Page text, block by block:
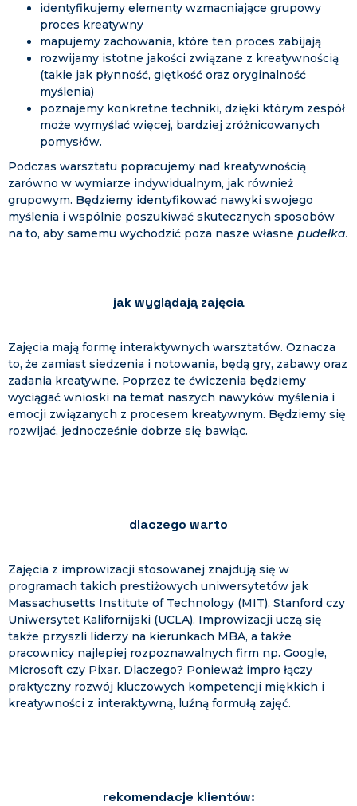
identyfikujemy elementy wzmacniające grupowy
proces kreatywny
mapujemy zachowania, które ten proces zabijają
rozwijamy istotne jakości związane z kreatywnością
(takie jak płynność, giętkość oraz oryginalność
myślenia)
poznajemy konkretne techniki, dzięki którym zespół
może wymyślać więcej, bardziej zróżnicowanych
pomysłów.
Podczas warsztatu popracujemy nad kreatywnością
zarówno w wymiarze indywidualnym, jak również
grupowym. Będziemy identyfikować nawyki swojego
myślenia i wspólnie poszukiwać skutecznych sposobów
na to, aby samemu wychodzić poza nasze własne pudełka.
jak wyglądają zajęcia
Zajęcia mają formę interaktywnych warsztatów. Oznacza
to, że zamiast siedzenia i notowania, będą gry, zabawy oraz
zadania kreatywne. Poprzez te ćwiczenia będziemy
wyciągać wnioski na temat naszych nawyków myślenia i
emocji związanych z procesem kreatywnym. Będziemy się
rozwijać, jednocześnie dobrze się bawiąc.
dlaczego warto
Zajęcia z improwizacji stosowanej znajdują się w
programach takich prestiżowych uniwersytetów jak
Massachusetts Institute of Technology (MIT), Stanford czy
Uniwersytet Kalifornijski (UCLA). Improwizacji uczą się
także przyszli liderzy na kierunkach MBA, a także
pracownicy najlepiej rozpoznawalnych firm np. Google,
Microsoft czy Pixar. Dlaczego? Ponieważ impro łączy
praktyczny rozwój kluczowych kompetencji miękkich i
kreatywności z interaktywną, luźną formułą zajęć.
rekomendacje klientów: